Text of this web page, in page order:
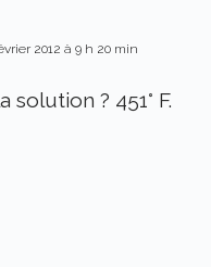
2012 à 9 h 20 min
solution ? 451° F.